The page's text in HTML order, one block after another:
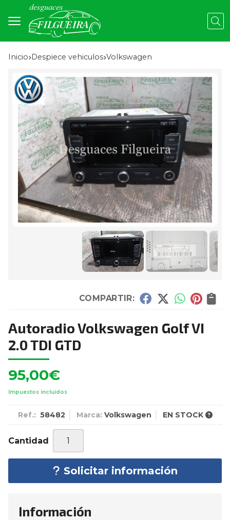
Inicio despiece vehiculos volkswagen
COMPARTIR:
Autoradio Volkswagen Golf VI
2.0 TDI GTD
95,00€
Impuestos incluidos
Ref.: 58482 Marca: Volkswagen EN STOCK
Cantidad
Solicitar información
Información